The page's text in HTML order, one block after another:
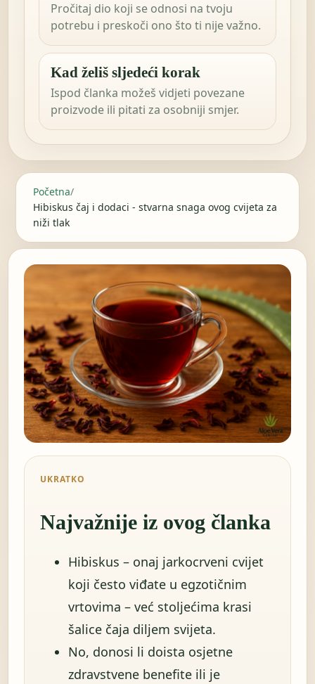
Pročitaj dio koji se odnosi na tvoju
potrebu i preskoči ono što ti nije važno.
Kad želiš sljedeći korak
Ispod članka možeš vidjeti povezane
proizvode ili pitati za osobniji smjer.
Početna/
Hibiskus čaj i dodaci - stvarna snaga ovog cvijeta za
niži tlak
UKRATKO
Najvažnije iz ovog članka
Hibiskus – onaj jarko­crveni cvijet
koji često viđate u egzotičnim
vrtovima – već stoljećima krasi
šalice čaja diljem svijeta.
No, donosi li doista osjetne
zdravstvene benefite ili je